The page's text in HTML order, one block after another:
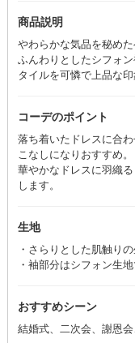
商品説明
やわらかな気品を秘めた
ふんわりとしたシフォ
タイルを可憐で上品な印
コーデのポイント
落ち着いたドレスに合
こなしになりおすすめ。
華やかなドレスに羽織
します。
生地
・さらりとした肌触り
・袖部分はシフォン生
おすすめシーン
結婚式、二次会、謝恩